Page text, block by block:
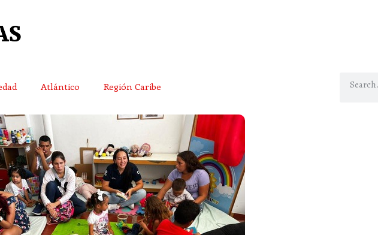
Atlántico Región Caribe